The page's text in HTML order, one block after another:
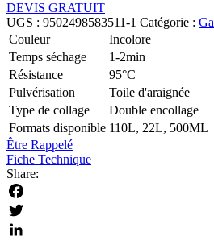
DEVIS GRATUIT
UGS : 9502498583511-1 Catégorie :
Couleur
Incolore
Temps séchage
1-2min
Résistance
95°C
Pulvérisation
Toile d'araignée
Type de collage
Double encollage
Formats disponible 110L, 22L, 500ML
Être Rappelé
Fiche Technique
Share:
Facebook
Twitter